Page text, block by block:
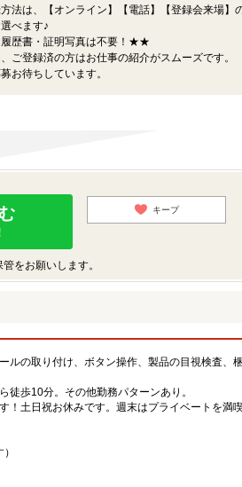
法は、【オンライン】【電話】【登録会来場】
べます♪
歴書・証明写真は不要！★★
ご登録済の方はお仕事の紹介がスムーズです。
お待ちしています。
キープ
をお願いします。
ルの取り付け、ボタン操作、製品の目視検査、
歩10分。その他勤務パターンあり。
土日祝お休みです。週末はプライベートを満